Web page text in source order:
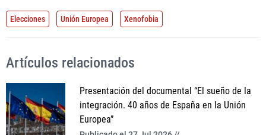
Elecciones Unión Europea Xenofobia
Artículos relacionados
Presentación del documental “El sueño de la
integración. 40 años de España en la Unión
Europea”